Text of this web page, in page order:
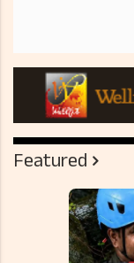
Featured